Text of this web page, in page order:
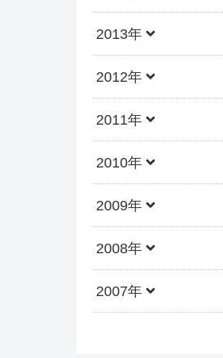
2013年
2012年
2011年
2010年
2009年
2008年
2007年